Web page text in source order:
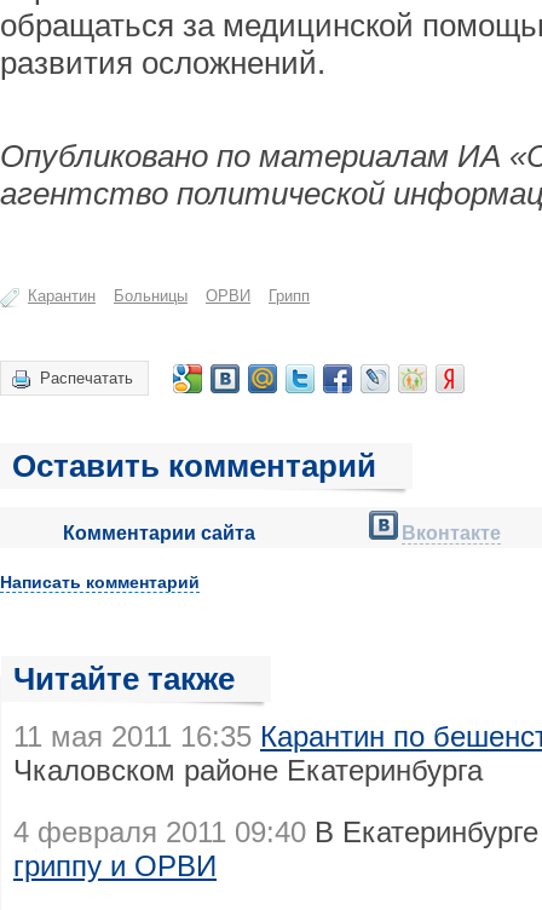
обращаться за медицинской
развития осложнений.
Опубликовано по материалам ИА
агентство политической
Карантин Больницы ОРВИ Грипп
Распечатать
Оставить комментарий
Комментарии сайта Вконтакте
Написать комментарий
Читайте также
11 мая 2011 16:35 Карантин по
Чкаловском районе Екатеринбурга
4 февраля 2011 09:40 В
гриппу и ОРВИ